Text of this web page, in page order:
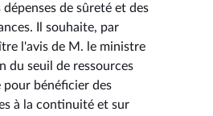
de sûreté et des
Il souhaite, par
l'avis de M. le ministre
du seuil de ressources
pour bénéficier des
à la continuité et sur